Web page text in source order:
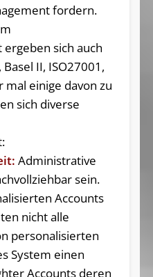
fordern.
sich auch
II, ISO27001,
mal einige davon zu
sich diverse
Administrative
sein.
Accounts
nicht alle
personalisierten
System einen
Accounts deren